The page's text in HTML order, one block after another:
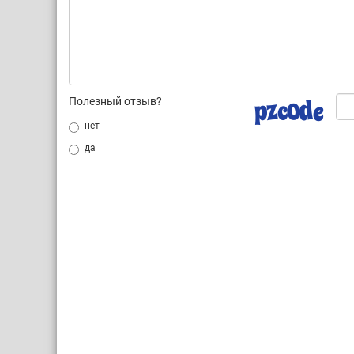
Полезный отзыв?
нет
да